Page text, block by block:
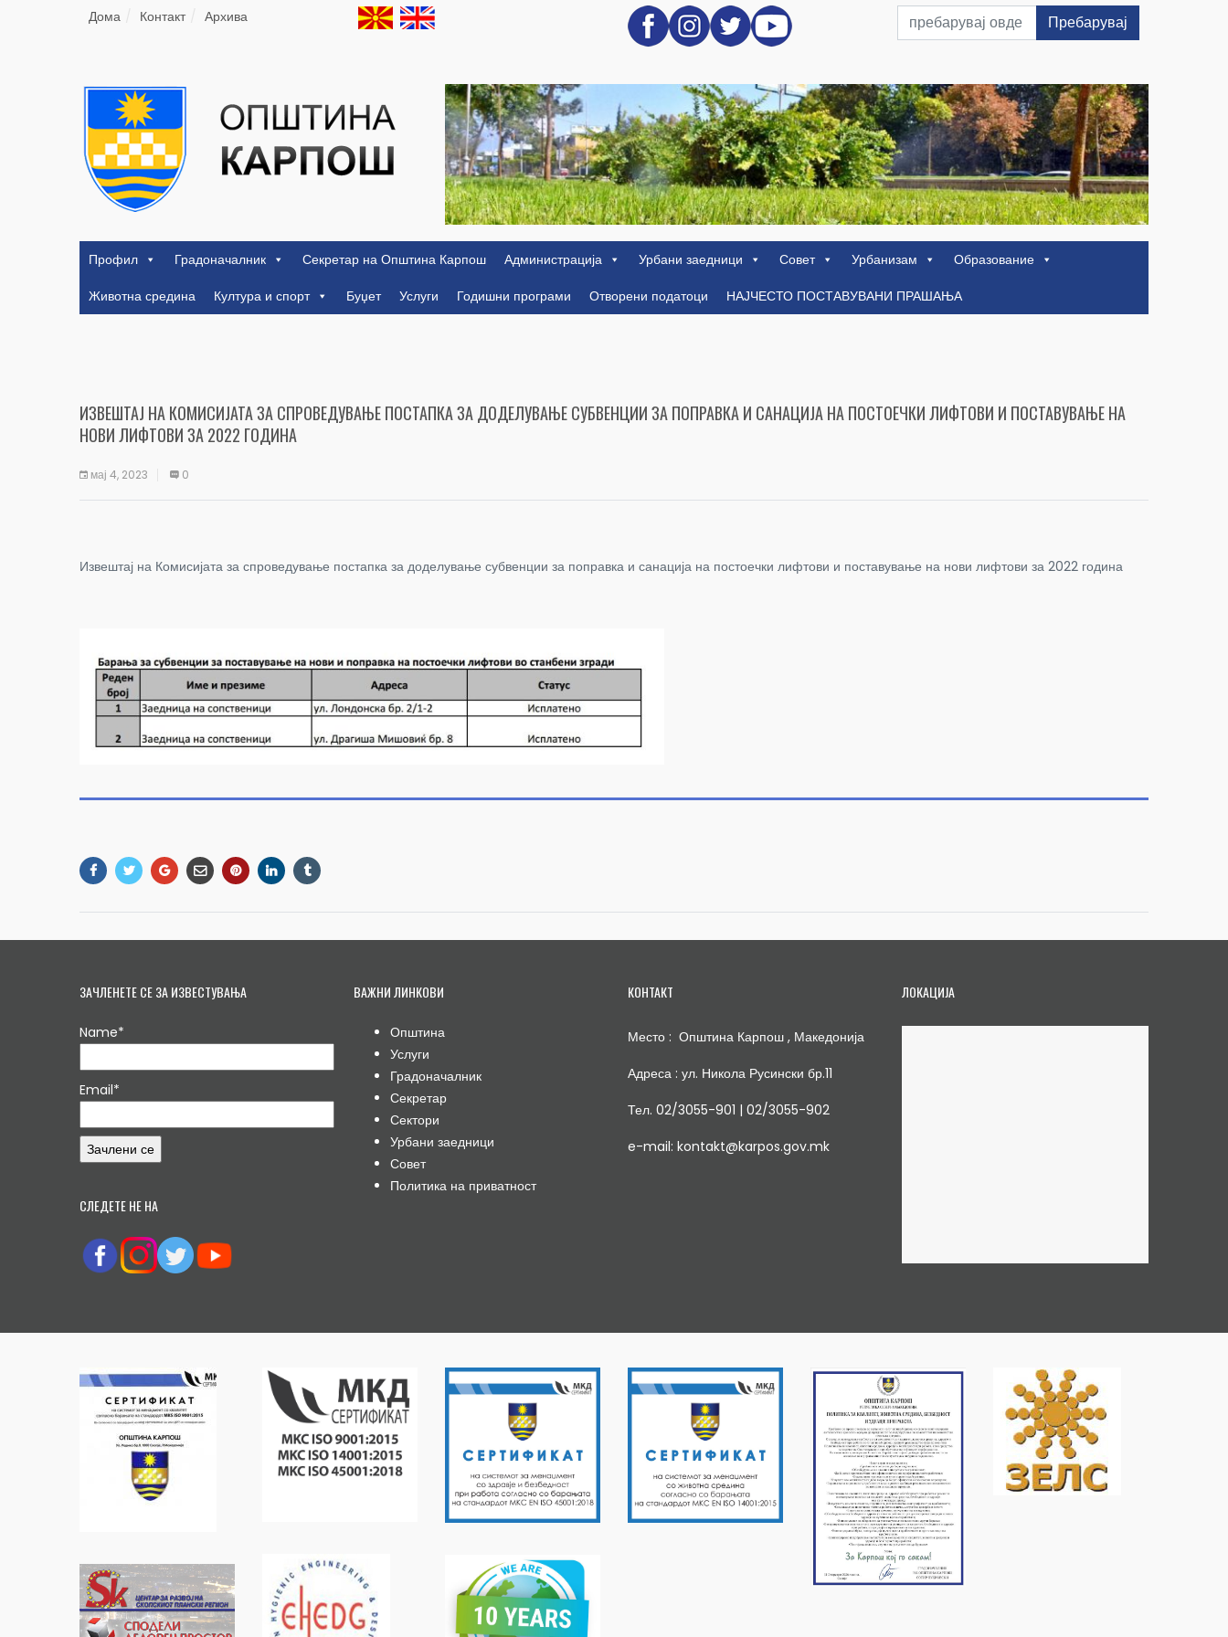
Дома Контакт Архива Пребарувај
Профил Градоначалник Секретар на Општина Карпош Администрација Урбани заедници Совет Урбанизам
Образование
Животна средина
Култура и спорт Буџет Услуги Годишни програми Отворени податоци НАЈЧЕСТО ПОСТАВУВАНИ ПРАШАЊА
ИЗВЕШТАЈ НА КОМИСИЈАТА ЗА СПРОВЕДУВАЊЕ ПОСТАПКА ЗА ДОДЕЛУВАЊЕ СУБВЕНЦИИ ЗА ПОПРАВКА И САНАЦИЈА НА ПОСТОЕЧКИ ЛИФТОВИ И ПОСТАВУВАЊЕ НА
НОВИ ЛИФТОВИ ЗА 2022 ГОДИНА
мај 4, 2023 0
Извештај на Комисијата за спроведување постапка за доделување субвенции за поправка и санација на постоечки лифтови и поставување на нови лифтови за 2022 година
ЗАЧЛЕНЕТЕ СЕ ЗА ИЗВЕСТУВАЊА
Name*
Email*
СЛЕДЕТЕ НЕ НА
ВАЖНИ ЛИНКОВИ
Општина
Услуги
Градоначалник
Секретар
Сектори
Урбани заедници
Совет
Политика на приватност
КОНТАКТ
Место : Општина Карпош , Македонија
Адреса : ул. Никола Русински бр.11
Тел. 02/3055-901 | 02/3055-902
e-mail: kontakt@karpos.gov.mk
ЛОКАЦИЈА